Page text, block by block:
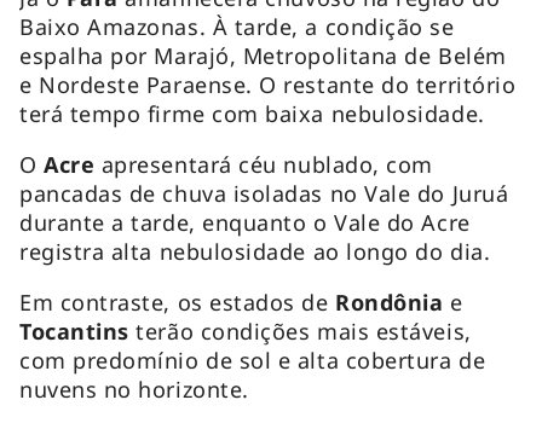
Baixo Amazonas. À tarde, a condição se
espalha por Marajó, Metropolitana de Belém
e Nordeste Paraense. O restante do território
terá tempo firme com baixa nebulosidade.
OAcre apresentará céu nublado, com
pancadas de chuva isoladas no Vale do Juruá
durante a tarde, enquanto o Vale do Acre
registra alta nebulosidade ao longo do dia.
Em contraste, os estados de Rondônia e
Tocantinsterão condições mais estáveis,
com predomínio de sol e alta cobertura de
nuvens no horizonte.